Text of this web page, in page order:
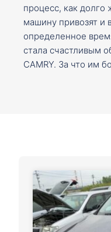
процесс, как долго
машину привозят и
определенное
стала счастливым
CAMRY. За что им